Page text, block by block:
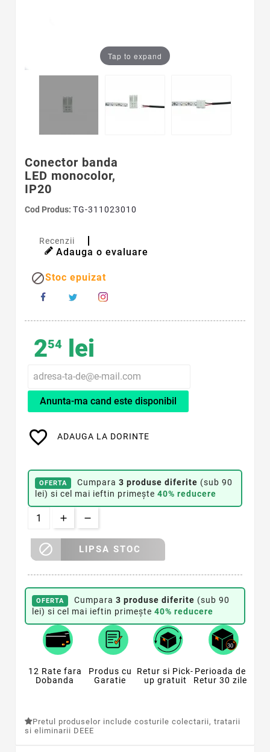
Tap to expand
Conector banda
LED monocolor,
IP20
Cod Produs: TG-311023010
Recenzii
Adauga o evaluare
Stoc epuizat
254 lei
Anunta-ma cand este disponibil
favorite_border ADAUGA LA DORINTE
OFERTA Cumpara 3 produse diferite (sub 90
lei) si cel mai ieftin primește 40% reducere
 LIPSA STOC
OFERTA Cumpara 3 produse diferite (sub 90
lei) si cel mai ieftin primește 40% reducere
12 Rate fara
Dobanda
Produs cu
Garatie
Retur si Pick-
up gratuit
Perioada de
Retur 30 zile
Pretul produselor include costurile colectarii, tratarii
si eliminarii DEEE